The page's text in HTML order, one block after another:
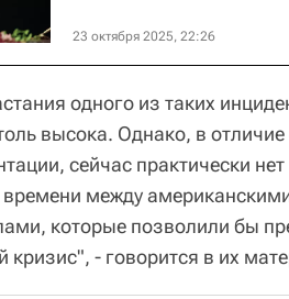
23 октября 2025, 22:26
одного из таких
высока. Однако, в
сейчас практически
между
которые позволили бы
- говорится в их